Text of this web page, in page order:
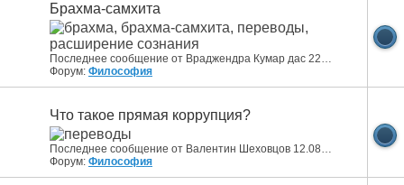
Брахма-самхита
Последнее сообщение от Враджендра Кумар дас 22.04.2011
Форум: Философия
Что такое прямая коррупция?
Последнее сообщение от Валентин Шеховцов 12.08.2017
18:02
Форум: Философия